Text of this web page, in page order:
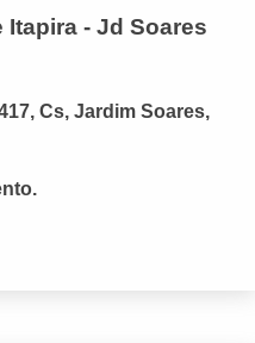
Itapira - Jd Soares
Cs, Jardim Soares,